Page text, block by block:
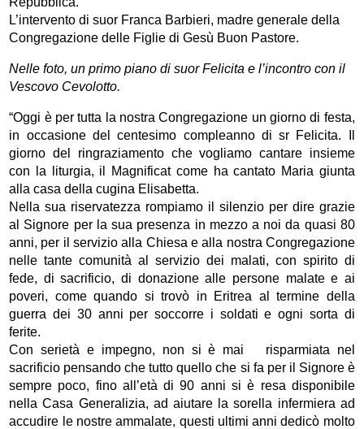
L’intervento di suor Franca Barbieri, madre generale della
Congregazione delle Figlie di Gesù Buon Pastore.
Nelle foto, un primo piano di suor Felicita e l’incontro con il
Vescovo Cevolotto.
“Oggi è per tutta la nostra Congregazione un giorno di festa,
in occasione del centesimo compleanno di sr Felicita. Il
giorno del ringraziamento che vogliamo cantare insieme
con la liturgia, il Magnificat come ha cantato Maria giunta
alla casa della cugina Elisabetta.
Nella sua riservatezza rompiamo il silenzio per dire grazie
al Signore per la sua presenza in mezzo a noi da quasi 80
anni, per il servizio alla Chiesa e alla nostra Congregazione
nelle tante comunità al servizio dei malati, con spirito di
fede, di sacrificio, di donazione alle persone malate e ai
poveri, come quando si trovò in Eritrea al termine della
guerra dei 30 anni per soccorre i soldati e ogni sorta di
ferite.
Con serietà e impegno, non si è mai risparmiata nel
sacrificio pensando che tutto quello che si fa per il Signore è
sempre poco, fino all’età di 90 anni si è resa disponibile
nella Casa Generalizia, ad aiutare la sorella infermiera ad
accudire le nostre ammalate, questi ultimi anni dedicò molto